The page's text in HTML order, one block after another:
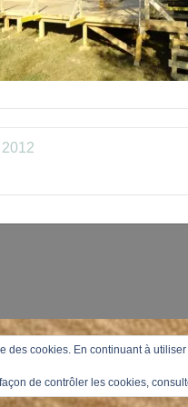
des cookies. En continuant à
de contrôler les cookies,